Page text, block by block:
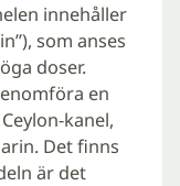
innehåller
som anses
doser.
en
kanel,
Det finns
är det